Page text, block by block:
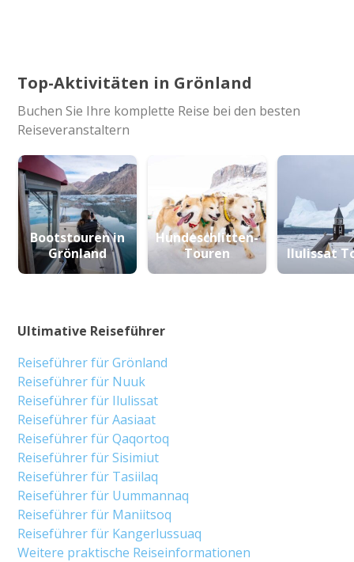
Top-Aktivitäten in Grönland
Buchen Sie Ihre komplette Reise bei den besten
Reiseveranstaltern
Bootstouren in
Grönland
Hundeschlitten-
Touren
Ilulissat
Ultimative Reiseführer
Reiseführer für Grönland
Reiseführer für Nuuk
Reiseführer für Ilulissat
Reiseführer für Aasiaat
Reiseführer für Qaqortoq
Reiseführer für Sisimiut
Reiseführer für Tasiilaq
Reiseführer für Uummannaq
Reiseführer für Maniitsoq
Reiseführer für Kangerlussuaq
Weitere praktische Reiseinformationen